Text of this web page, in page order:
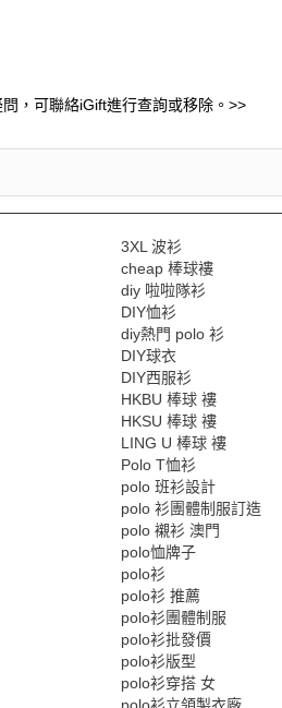
，可聯絡iGift進行查詢或移除。>>
3XL 波衫
cheap 棒球褸
diy 啦啦隊衫
DIY恤衫
diy熱門 polo 衫
DIY球衣
DIY西服衫
HKBU 棒球 褸
HKSU 棒球 褸
LING U 棒球 褸
Polo T恤衫
polo 班衫設計
polo 衫團體制服訂造
polo 襯衫 澳門
polo恤牌子
polo衫
polo衫 推薦
polo衫團體制服
polo衫批發價
polo衫版型
polo衫穿搭 女